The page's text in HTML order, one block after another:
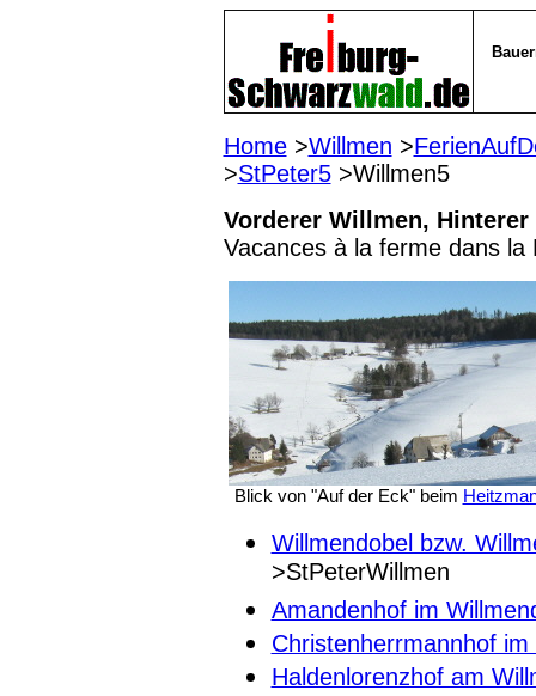
Home>Willmen >
>StPeter5
Vorderer Willmen,
Vacances à la ferme dans la
Blick von "Auf der Eck" beim
Willmendobel bzw.
>StPeterWillmen
Amandenhof im
Christenherrmannhof im
Haldenlorenzhof am